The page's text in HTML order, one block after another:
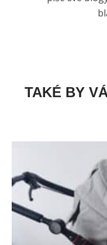
TAKÉ BY